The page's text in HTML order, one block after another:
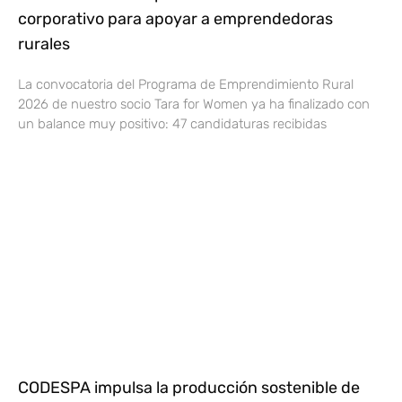
corporativo para apoyar a emprendedoras
rurales
La convocatoria del Programa de Emprendimiento Rural
2026 de nuestro socio Tara for Women ya ha finalizado con
un balance muy positivo: 47 candidaturas recibidas
CODESPA impulsa la producción sostenible de